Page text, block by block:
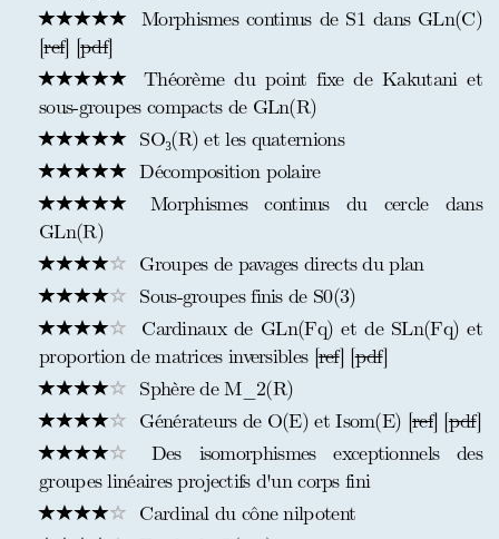
Morphismes continus de S1 dans GLn(C)
[ref] [pdf]
Théorème du point fixe de Kakutani et
sous-groupes compacts de GLn(R)
SO₃(R) et les quaternions
Décomposition polaire
Morphismes continus du cercle dans
GLn(R)
Groupes de pavages directs du plan
Sous-groupes finis de S0(3)
Cardinaux de GLn(Fq) et de SLn(Fq) et
proportion de matrices inversibles [ref] [pdf]
Sphère de M_2(R)
Générateurs de O(E) et Isom(E) [ref] [pdf]
Des isomorphismes exceptionnels des
groupes linéaires projectifs d'un corps fini
Cardinal du cône nilpotent